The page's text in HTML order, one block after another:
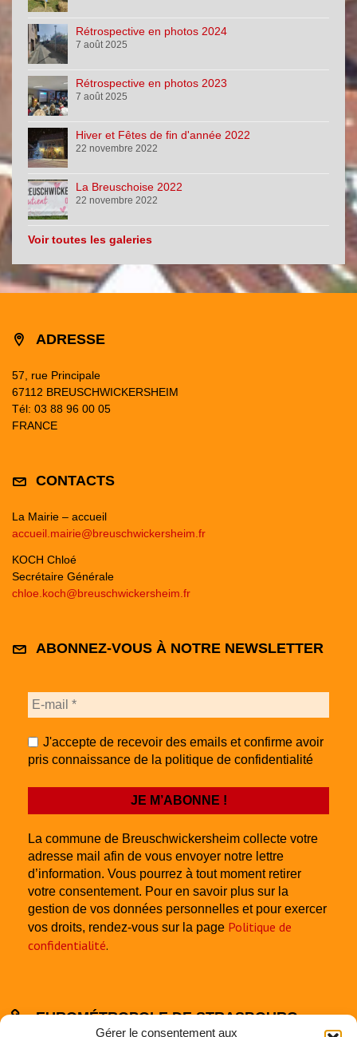
Gérer le consentement aux
Rétrospective en photos 2024
7 août 2025
Rétrospective en photos 2023
7 août 2025
Hiver et Fêtes de fin d'année 2022
22 novembre 2022
La Breuschoise 2022
22 novembre 2022
Voir toutes les galeries
ADRESSE
57, rue Principale
67112 BREUSCHWICKERSHEIM
Tél: 03 88 96 00 05
FRANCE
CONTACTS
La Mairie – accueil
accueil.mairie@breuschwickersheim.fr
KOCH Chloé
Secrétaire Générale
chloe.koch@breuschwickersheim.fr
ABONNEZ-VOUS À NOTRE NEWSLETTER
J'accepte de recevoir des emails et confirme avoir
pris connaissance de la politique de confidentialité
La commune de Breuschwickersheim collecte votre
adresse mail afin de vous envoyer notre lettre
d’information. Vous pourrez à tout moment retirer
votre consentement. Pour en savoir plus sur la
gestion de vos données personnelles et pour exercer
vos droits, rendez-vous sur la page Politique de
confidentialité.
EUROMÉTROPOLE DE STRASBOURG